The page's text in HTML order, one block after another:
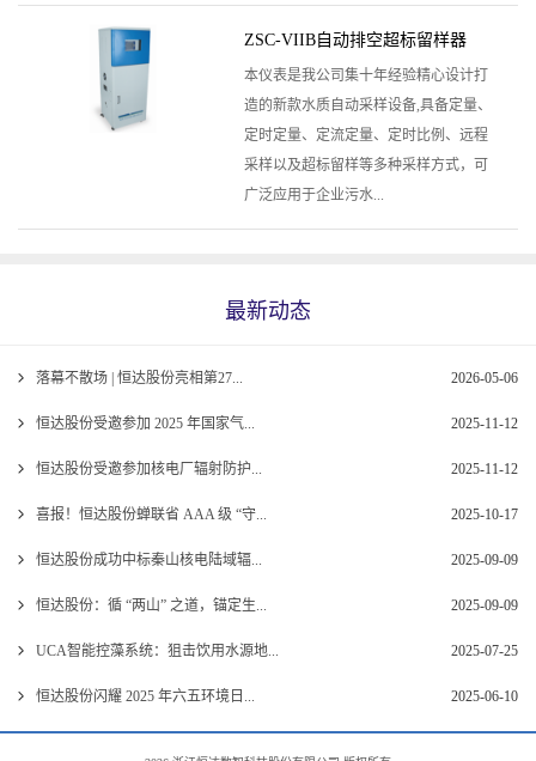
ZSC-VIIB自动排空超标留样器
本仪表是我公司集十年经验精心设计打
造的新款水质自动采样设备,具备定量、
定时定量、定流定量、定时比例、远程
采样以及超标留样等多种采样方式，可
广泛应用于企业污水...
最新动态
落幕不散场 | 恒达股份亮相第27... 2026-05-06
恒达股份受邀参加 2025 年国家气... 2025-11-12
恒达股份受邀参加核电厂辐射防护... 2025-11-12
喜报！恒达股份蝉联省 AAA 级 “守... 2025-10-17
恒达股份成功中标秦山核电陆域辐... 2025-09-09
恒达股份：循 “两山” 之道，锚定生... 2025-09-09
UCA智能控藻系统：狙击饮用水源地... 2025-07-25
恒达股份闪耀 2025 年六五环境日... 2025-06-10